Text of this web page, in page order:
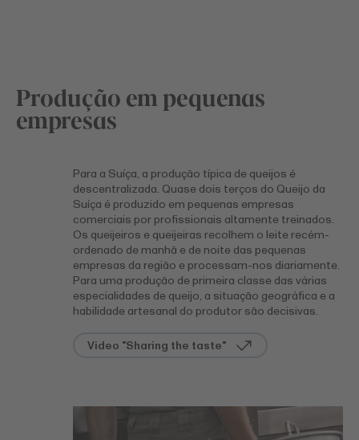
Produção em pequenas
empresas
Para a Suíça, a produção típica de queijos é
descentralizada. Quase dois terços do Queijo da
Suíça é produzido em pequenas empresas
comerciais por profissionais altamente treinados.
Os queijeiros e queijeiras recolhem o leite recém-
ordenado de manhã e de noite das pequenas
empresas da região e processam-nos diariamente.
Para uma produção de primeira classe das várias
especialidades de queijo, a situação geográfica e a
habilidade artesanal do produtor são decisivas.
Video "Sharing the taste"